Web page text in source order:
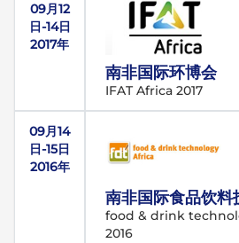
09月12
日-14日
2017年
南非国际环博会
IFAT Africa 2017
09月14
日-15日
2016年
南非国际食品饮料
food & drink
2016